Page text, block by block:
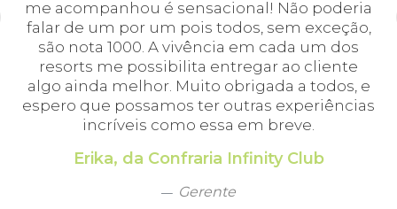
me acompanhou é sensacional! Não poderia
falar de um por um pois todos, sem exceção,
são nota 1000. A vivência em cada um dos
resorts me possibilita entregar ao cliente
algo ainda melhor. Muito obrigada a todos, e
espero que possamos ter outras experiências
incríveis como essa em breve.
Erika, da Confraria Infinity Club
Gerente